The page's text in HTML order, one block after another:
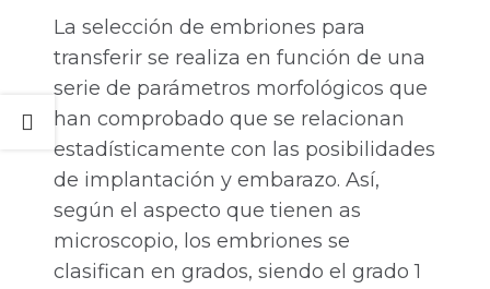
La selección de embriones para
transferir se realiza en función de una
serie de parámetros morfológicos que
han comprobado que se relacionan
estadísticamente con las posibilidades
de implantación y embarazo. Así,
según el aspecto que tienen as
microscopio, los embriones se
clasifican en grados, siendo el grado 1